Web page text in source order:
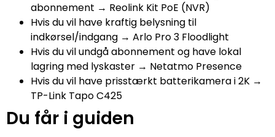
abonnement → Reolink Kit PoE (NVR)
Hvis du vil have kraftig belysning til
indkørsel/indgang → Arlo Pro 3 Floodlight
Hvis du vil undgå abonnement og have lokal
lagring med lyskaster → Netatmo Presence
Hvis du vil have prisstærkt batterikamera i 2K →
TP-Link Tapo C425
Du får i guiden